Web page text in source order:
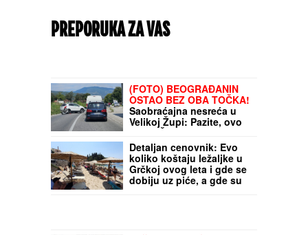
PREPORUKA ZA VAS